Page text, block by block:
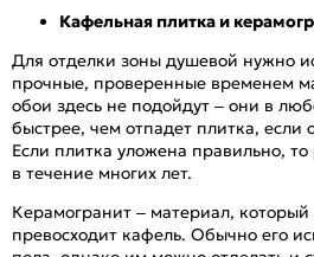
Кафельная плитка и
Для отделки зоны душевой нужно
прочные, проверенные временем
обои здесь не подойдут – они в
быстрее, чем отпадет плитка, если
Если плитка уложена правильно,
в течение многих лет.
Керамогранит – материал, который
превосходит кафель. Обычно его